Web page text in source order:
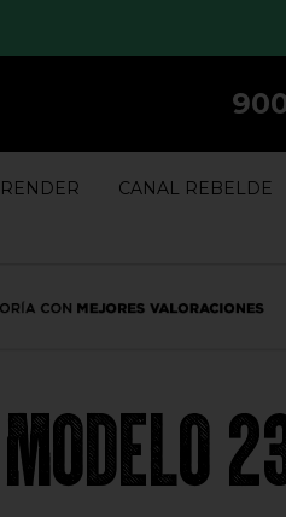
CANAL REBELDE